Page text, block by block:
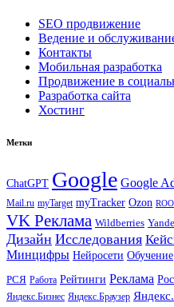
SEO продвижение
Ведение и
Контакты
Мобильная разработка
Продвижение в
Разработка сайта
Хостинг
Метки
ChatGPT Google Google
Mail.ru myTarget myTracker Ozon
VK Реклама Wildberries
Дизайн Исследования
Минцифры Нейросети Обучение
РСЯ Работа Рейтинги Реклама
Яндекс.Бизнес Яндекс.Браузер